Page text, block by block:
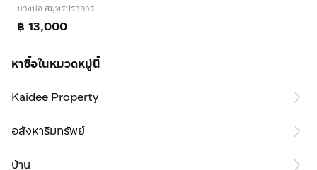
บางบ่อ สมุทรปราการ
฿ 13,000
หาซื้อในหมวดหมู่นี้
Kaidee Property
อสังหาริมทรัพย์
บ้าน